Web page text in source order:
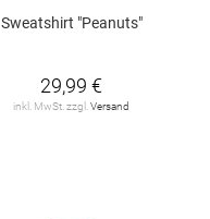
Sweatshirt "Peanuts"
29,99 €
inkl. MwSt. zzgl. Versand